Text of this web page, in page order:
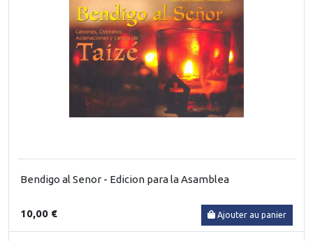
Bendigo al Senor - Edicion para la Asamblea
10,00 € Ajouter au panier